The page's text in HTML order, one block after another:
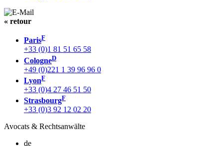
« retour
ParisF
+33 (0)1 81 51 65 58
CologneD
+49 (0)221 1 39 96 96 0
LyonF
+33 (0)4 27 46 51 50
StrasbourgF
+33 (0)3 92 12 02 20
Avocats & Rechtsanwälte
de